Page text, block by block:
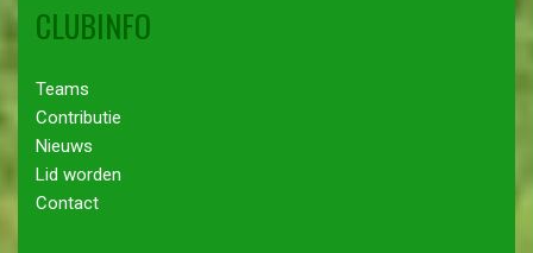
CLUBINFO
Teams
Contributie
Nieuws
Lid worden
Contact